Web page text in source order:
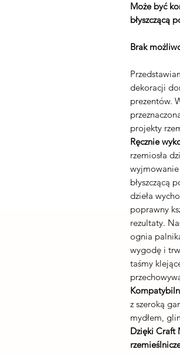
Może być
błyszczącą
Brak
dekoracji
prezentów.
projekty
Ręcznie
rzemiosła
wyjmowanie
błyszczącą
dzieła
poprawny
rezultaty.
ognia
wygodę i
taśmy
z szeroką
mydłem,
Dzięki Craft